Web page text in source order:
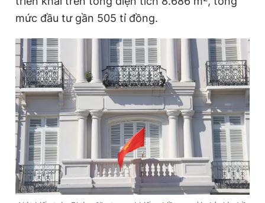
mức đầu tư gần 505 tỉ đồng.